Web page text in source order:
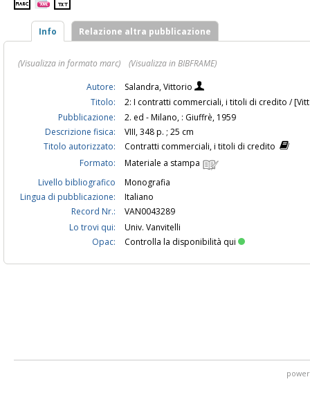
Info Relazione altra pubblicazione
(Visualizza in formato marc)
(Visualizza in BIBFRAME)
Autore:
Salandra, Vittorio
Titolo:
2: I contratti commerciali, i titoli di credito /
Pubblicazione:
2. ed - Milano, : Giuffrè, 1959
Descrizione fisica:
VIII, 348 p. ; 25 cm
Titolo autorizzato:
Contratti commerciali, i titoli di credito
Formato:
Materiale a stampa
Livello bibliografico
Monografia
Lingua di pubblicazione:
Italiano
Record Nr.:
VAN0043289
Lo trovi qui:
Univ. Vanvitelli
Opac:
Controlla la disponibilità qui